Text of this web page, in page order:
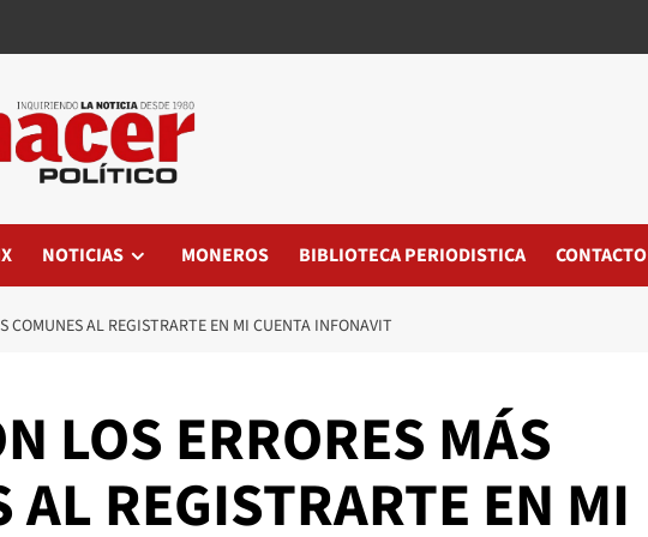
NOTICIAS MONEROS BIBLIOTECA PERIODISTICA CONTACTO
COMUNES AL REGISTRARTE EN MI CUENTA INFONAVIT
LOS ERRORES MÁS
AL REGISTRARTE EN MI